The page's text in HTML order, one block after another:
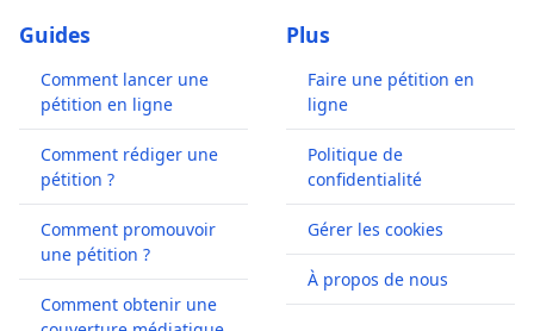
Guides
Comment lancer une
pétition en ligne
Comment rédiger une
pétition ?
Comment promouvoir
une pétition ?
Comment obtenir une
Plus
Faire une pétition en
ligne
Politique de
confidentialité
Gérer les cookies
À propos de nous